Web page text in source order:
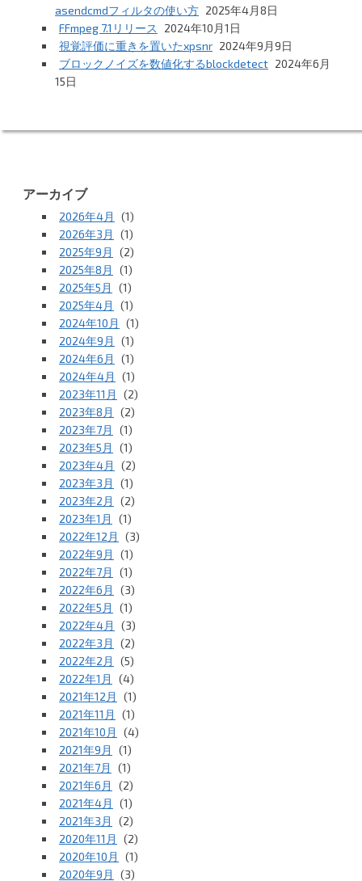
asendcmdフィルタの使い方 2025年4月8日
FFmpeg 7.1リリース
2024年10月1日
視覚評価に重きを置いたxpsnr 2024年9月9日
ブロックノイズを数値化するblockdetect 2024年6月
15日
アーカイブ
2026年4月
(1)
2026年3月
(1)
2025年9月
(2)
2025年8月
(1)
2025年5月
(1)
2025年4月
(1)
2024年10月
(1)
2024年9月
(1)
2024年6月
(1)
2024年4月
(1)
2023年11月
(2)
2023年8月
(2)
2023年7月
(1)
2023年5月
(1)
2023年4月
(2)
2023年3月
(1)
2023年2月
(2)
2023年1月
(1)
2022年12月
(3)
2022年9月
(1)
2022年7月
(1)
2022年6月
(3)
2022年5月
(1)
2022年4月
(3)
2022年3月
(2)
2022年2月
(5)
2022年1月
(4)
2021年12月
(1)
2021年11月
(1)
2021年10月
(4)
2021年9月
(1)
2021年7月
(1)
2021年6月
(2)
2021年4月
(1)
2021年3月
(2)
2020年11月
(2)
2020年10月
(1)
2020年9月
(3)